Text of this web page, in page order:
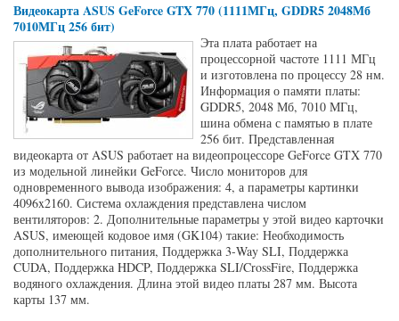
Видеокарта ASUS GeForce GTX 770 (1111МГц, GDDR5 2048Мб
7010МГц 256 бит)
Эта плата работает на
процессорной частоте 1111 МГц
и изготовлена по процессу 28 нм.
Информация о памяти платы:
GDDR5, 2048 Мб, 7010 МГц,
шина обмена с памятью в плате
256 бит. Представленная
видеокарта от ASUS работает на видеопроцессоре GeForce GTX 770
из модельной линейки GeForce. Число мониторов для
одновременного вывода изображения: 4, а параметры картинки
4096x2160. Система охлаждения представлена числом
вентиляторов: 2. Дополнительные параметры у этой видео карточки
ASUS, имеющей кодовое имя (GK104) такие: Необходимость
дополнительного питания, Поддержка 3-Way SLI, Поддержка
CUDA, Поддержка HDCP, Поддержка SLI/CrossFire, Поддержка
водяного охлаждения. Длина этой видео платы 287 мм. Высота
карты 137 мм.